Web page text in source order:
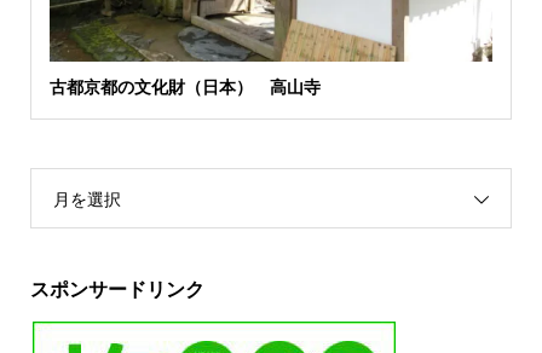
古都京都の文化財（日本） 高山寺
月を選択
スポンサードリンク